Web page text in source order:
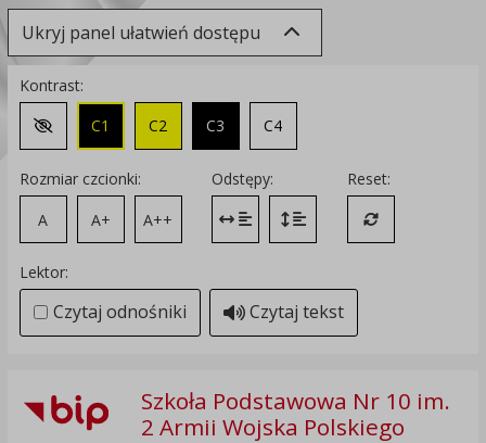
Ukryj panel ułatwień dostępu
Kontrast:
Zmień kontrast na domyślny
C1 C2 C3 C4
Rozmiar czcionki:
A
A+ A++
Odstępy:
Zmień odstęp między literami
Zmień interlinię i margines
Reset:
Przywróć
Lektor:
Czytaj odnośniki Czytaj tekst
Szkoła Podstawowa Nr 10 im.
2 Armii Wojska Polskiego